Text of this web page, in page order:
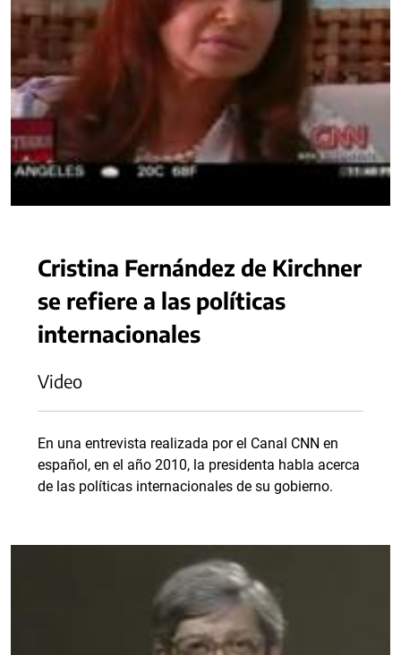
Cristina Fernández de Kirchner
se refiere a las políticas
internacionales
Video
En una entrevista realizada por el Canal CNN en
español, en el año 2010, la presidenta habla acerca
de las políticas internacionales de su gobierno.